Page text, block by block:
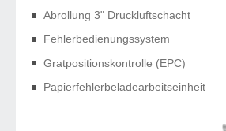
Abrollung 3" Druckluftschacht
Fehlerbedienungssystem
Gratpositionskontrolle (EPC)
Papierfehlerbeladearbeitseinheit